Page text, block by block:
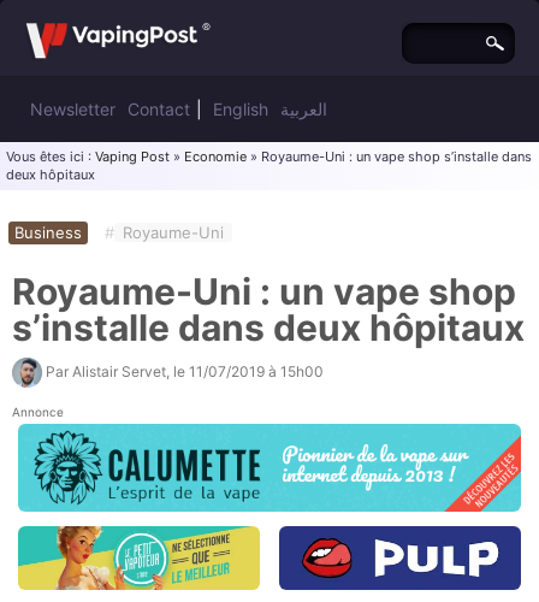
Newsletter Contact English العربية
Vous êtes ici : Vaping Post » Economie » Royaume-Uni : un vape shop s’installe dans
deux hôpitaux
Business # Royaume-Uni
Royaume-Uni : un vape shop
s’installe dans deux hôpitaux
Par Alistair Servet , le 11/07/2019 à 15h00
Annonce